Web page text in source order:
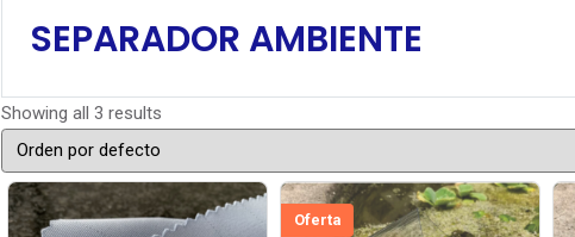
SEPARADOR AMBIENTE
Showing all 3 results
Oferta